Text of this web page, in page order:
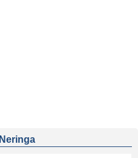
Neringa